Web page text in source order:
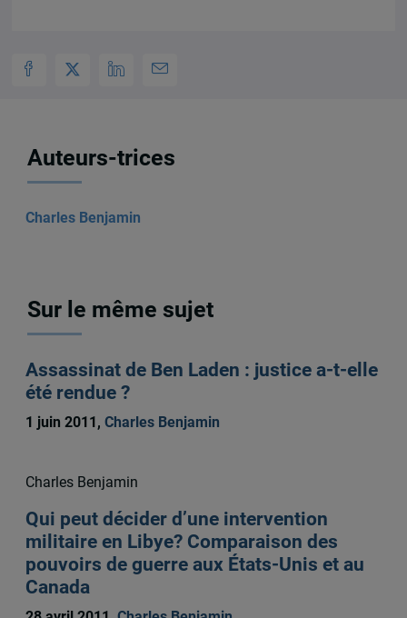
Auteurs-trices
Charles Benjamin
Sur le même sujet
Assassinat de Ben Laden : justice a-t-elle
été rendue ?
1 juin 2011, Charles Benjamin
Charles Benjamin
Qui peut décider d’une intervention
militaire en Libye? Comparaison des
pouvoirs de guerre aux États-Unis et au
Canada